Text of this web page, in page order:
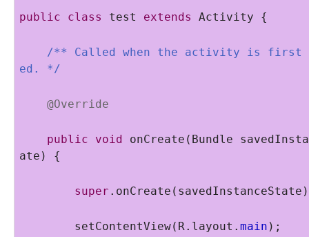
public class test extends Activity {
/** Called when the activity is first
ed. */
@Override
public void onCreate(Bundle
ate) {
super
setContentView(R.layout. main );